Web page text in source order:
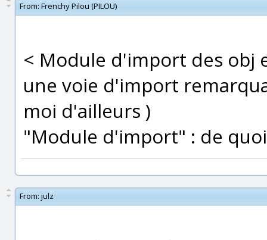
From: Frenchy Pilou (PILOU)
< Module d'import des obj
une voie d'import
moi d'ailleurs )
"Module d'import" : de
From: julz